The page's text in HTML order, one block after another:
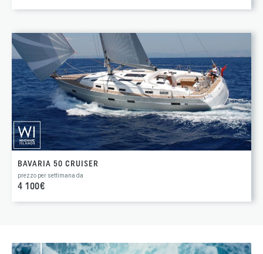
BAVARIA 50 CRUISER
prezzo per settimana da
4 100€